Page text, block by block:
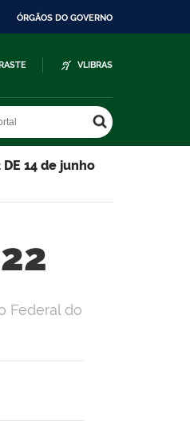
ÓRGÃOS DO GOVERNO
VLIBRAS
DE 14 de junho
Federal do